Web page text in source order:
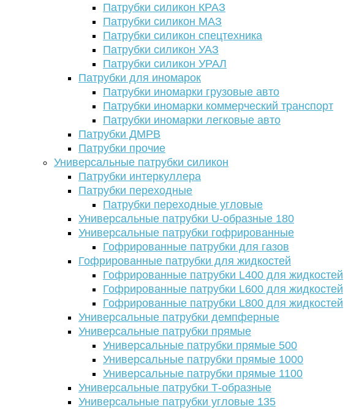
Патрубки силикон КРАЗ
Патрубки силикон МАЗ
Патрубки силикон спецтехника
Патрубки силикон УАЗ
Патрубки силикон УРАЛ
Патрубки для иномарок
Патрубки иномарки грузовые авто
Патрубки иномарки коммерческий транспорт
Патрубки иномарки легковые авто
Патрубки ДМРВ
Патрубки прочие
Универсальные патрубки силикон
Патрубки интеркуллера
Патрубки переходные
Патрубки переходные угловые
Универсальные патрубки U-образные 180
Универсальные патрубки гофрированные
Гофрированные патрубки для газов
Гофрированные патрубки для жидкостей
Гофрированные патрубки L400 для жидкостей
Гофрированные патрубки L600 для жидкостей
Гофрированные патрубки L800 для жидкостей
Универсальные патрубки демпферные
Универсальные патрубки прямые
Универсальные патрубки прямые 500
Универсальные патрубки прямые 1000
Универсальные патрубки прямые 1100
Универсальные патрубки Т-образные
Универсальные патрубки угловые 135